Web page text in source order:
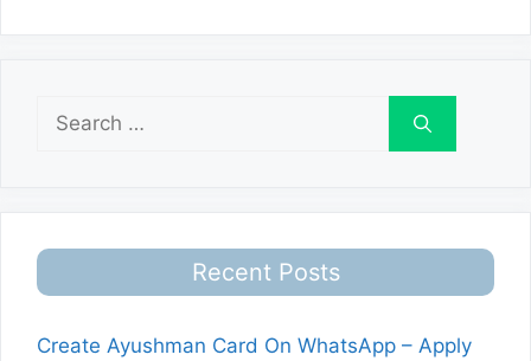
Search
for:
Recent Posts
Create Ayushman Card On WhatsApp – Apply